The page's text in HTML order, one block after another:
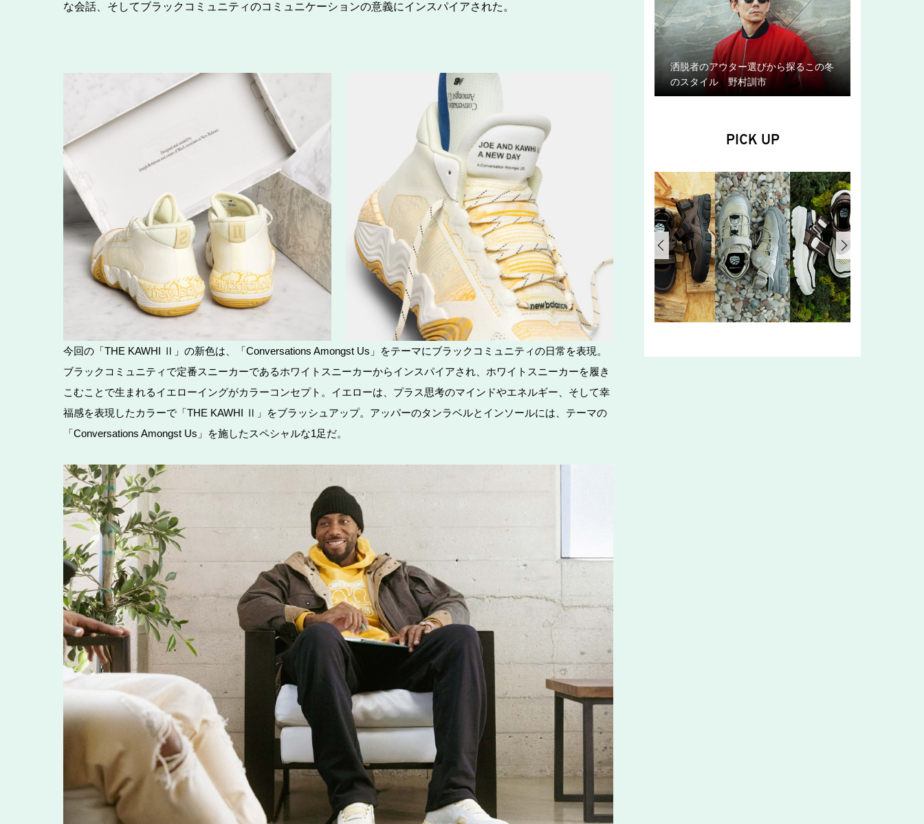
な会話、そしてブラックコミュニティのコミュニケーションの意義にインスパイアされた。
今回の「THE KAWHI Ⅱ」の新色は、「Conversations Amongst Us」をテーマにブラックコミュニティの日常を表現。
ブラックコミュニティで定番スニーカーであるホワイトスニーカーからインスパイアされ、ホワイトスニーカーを履き
こむことで生まれるイエローイングがカラーコンセプト。イエローは、プラス思考のマインドやエネルギー、そして幸
福感を表現したカラーで「THE KAWHI Ⅱ」をブラッシュアップ。アッパーのタンラベルとインソールには、テーマの
「Conversations Amongst Us」を施したスペシャルな1足だ。
洒脱者のアウター選びから探るこの冬
のスタイル 野村訓市
PICK UP